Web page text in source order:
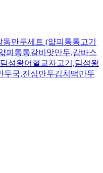
동만두세트 (얇피통통고기
피통통갈비맛만두,감바스
섬왕어혈교자고기,딤섬왕
두국,진심만두김치떡만두